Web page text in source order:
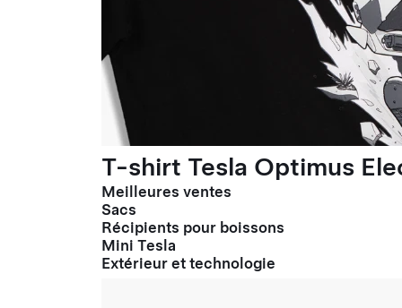
T-shirt Tesla Optimus
Meilleures ventes
Sacs
Récipients pour boissons
Mini Tesla
Extérieur et technologie